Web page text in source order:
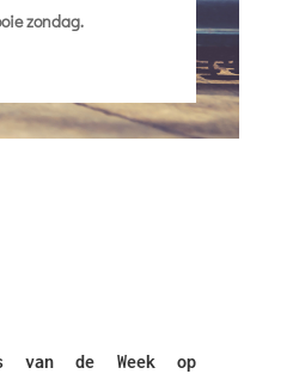
zondag.
van de Week op